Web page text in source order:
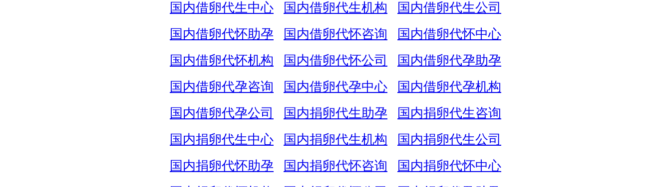
国内借卵代生中心
国内借卵代生机构
国内借卵代生公司
国内借卵代怀助孕
国内借卵代怀咨询
国内借卵代怀中心
国内借卵代怀机构
国内借卵代怀公司
国内借卵代孕助孕
国内借卵代孕咨询
国内借卵代孕中心
国内借卵代孕机构
国内借卵代孕公司
国内捐卵代生助孕
国内捐卵代生咨询
国内捐卵代生中心
国内捐卵代生机构
国内捐卵代生公司
国内捐卵代怀助孕
国内捐卵代怀咨询
国内捐卵代怀中心